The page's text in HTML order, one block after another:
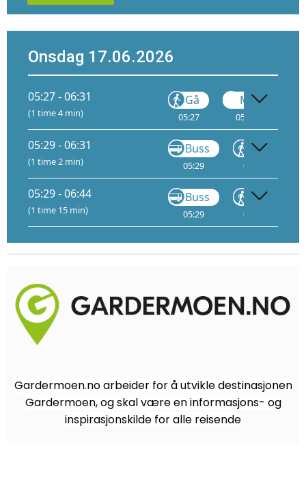
Onsdag 17.06.2026
05:27 - 06:31
(1 time 4 min)
Gå
05:27
Metro
05:32
05:29 - 06:31
(1 time 2 min)
Buss
05:29
Gå
05:36
05:29 - 06:44
(1 time 15 min)
Buss
05:29
Gå
05:36
Gardermoen.no arbeider for å utvikle destinasjonen
Gardermoen, og skal være en informasjons- og
inspirasjonskilde for alle reisende